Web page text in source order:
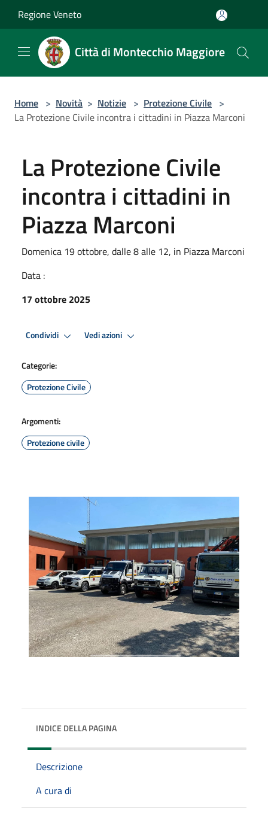
Regione Veneto
Città di Montecchio Maggiore
Home > Novità > Notizie > Protezione Civile >
La Protezione Civile incontra i cittadini in Piazza Marconi
La Protezione Civile
incontra i cittadini in
Piazza Marconi
Domenica 19 ottobre, dalle 8 alle 12, in Piazza Marconi
Data :
17 ottobre 2025
Condividi Vedi azioni
Categorie:
Protezione Civile
Argomenti:
Protezione civile
INDICE DELLA PAGINA
Descrizione
A cura di